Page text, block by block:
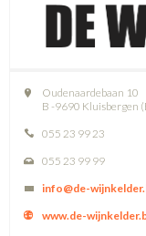
Oudenaardebaan 10
B -9690 Kluisbergen
055 23 99 23
055 23 99 99
info@de-
www.de-